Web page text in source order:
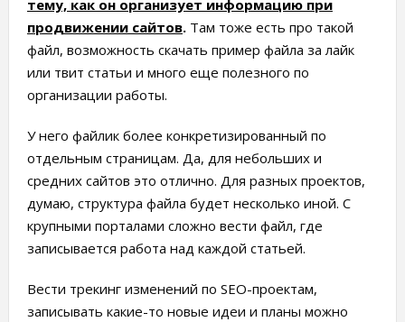
тему, как он организует информацию при
продвижении сайтов. Там тоже есть про такой
файл, возможность скачать пример файла за лайк
или твит статьи и много еще полезного по
организации работы.
У него файлик более конкретизированный по
отдельным страницам. Да, для небольших и
средних сайтов это отлично. Для разных проектов,
думаю, структура файла будет несколько иной. С
крупными порталами сложно вести файл, где
записывается работа над каждой статьей.
Вести трекинг изменений по SEO-проектам,
записывать какие-то новые идеи и планы можно